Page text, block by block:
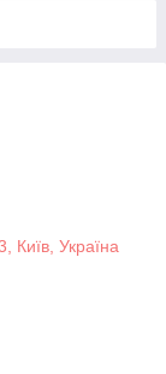
Київ, Україна